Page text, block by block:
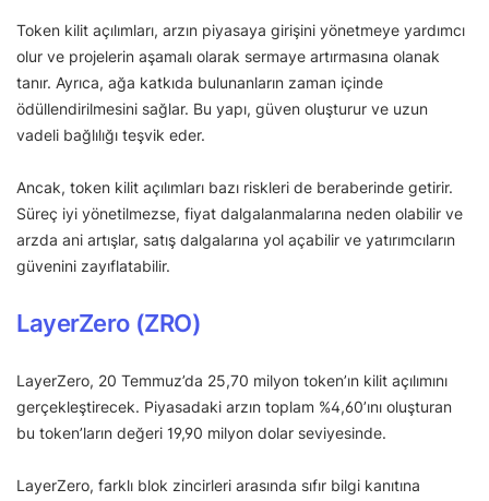
Token kilit açılımları, arzın piyasaya girişini yönetmeye yardımcı
olur ve projelerin aşamalı olarak sermaye artırmasına olanak
tanır. Ayrıca, ağa katkıda bulunanların zaman içinde
ödüllendirilmesini sağlar. Bu yapı, güven oluşturur ve uzun
vadeli bağlılığı teşvik eder.
Ancak, token kilit açılımları bazı riskleri de beraberinde getirir.
Süreç iyi yönetilmezse, fiyat dalgalanmalarına neden olabilir ve
arzda ani artışlar, satış dalgalarına yol açabilir ve yatırımcıların
güvenini zayıflatabilir.
LayerZero (ZRO)
LayerZero, 20 Temmuz’da 25,70 milyon token’ın kilit açılımını
gerçekleştirecek. Piyasadaki arzın toplam %4,60’ını oluşturan
bu token’ların değeri 19,90 milyon dolar seviyesinde.
LayerZero, farklı blok zincirleri arasında sıfır bilgi kanıtına